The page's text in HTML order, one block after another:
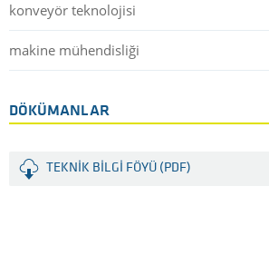
konveyör teknolojisi
makine mühendisliği
DÖKÜMANLAR
TEKNIK BILGI FÖYÜ (PDF)